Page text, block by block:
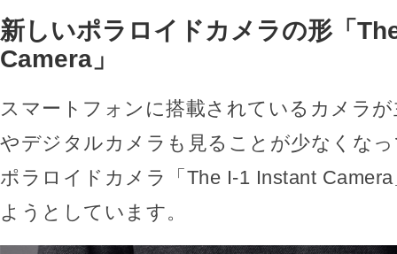
新しいポラロイドカメラの形「
Camera」
スマートフォンに搭載されているカメラ
やデジタルカメラも見ることが少なくな
ポラロイドカメラ「The I-1 Instant
ようとしています。